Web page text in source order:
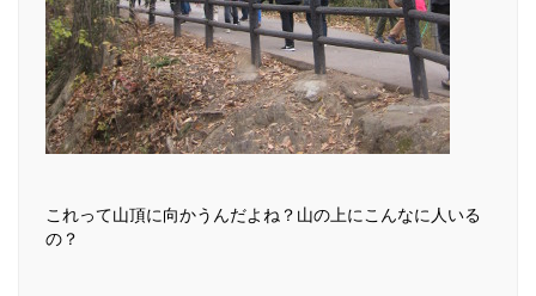
これって山頂に向かうんだよね？山の上にこんなに人いる
の？